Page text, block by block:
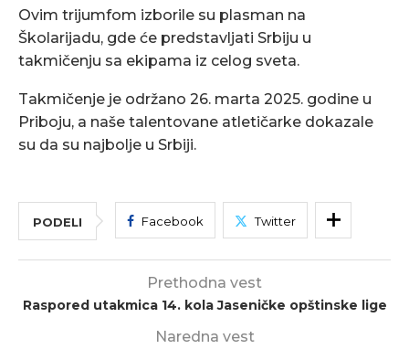
Ovim trijumfom izborile su plasman na
Školarijadu, gde će predstavljati Srbiju u
takmičenju sa ekipama iz celog sveta.
Takmičenje je održano 26. marta 2025. godine u
Priboju, a naše talentovane atletičarke dokazale
su da su najbolje u Srbiji.
PODELI Facebook Twitter
Prethodna vest
Raspored utakmica 14. kola Jaseničke opštinske lige
Naredna vest